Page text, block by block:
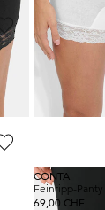
SLOGGI
24,95 CHF
CONTA
Feinripp-Panty
69,00 CHF